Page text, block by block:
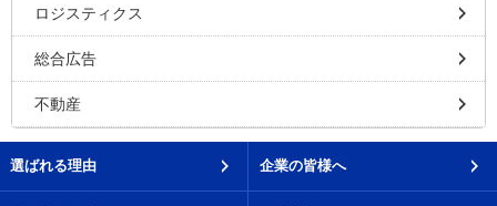
ロジスティクス
総合広告
不動産
選ばれる理由 企業の皆様へ